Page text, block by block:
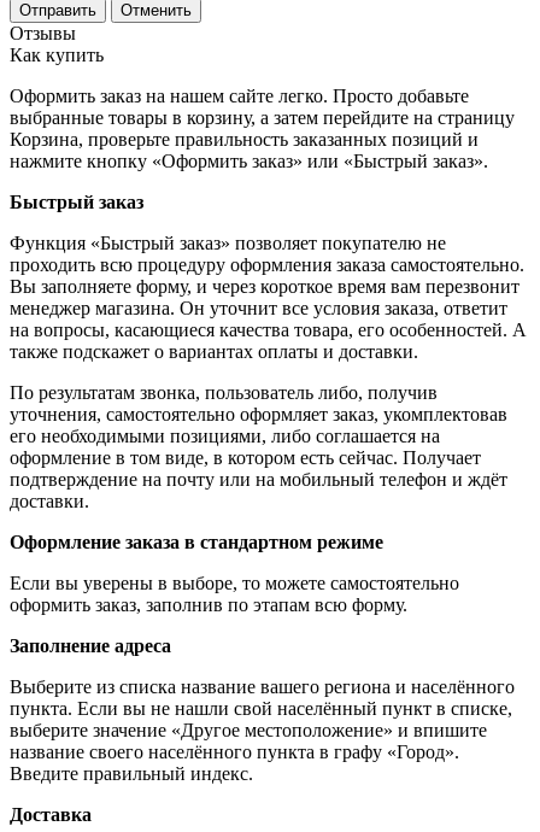
Отменить
Отзывы
Как купить
Оформить заказ на нашем сайте легко. Просто добавьте
выбранные товары в корзину, а затем перейдите на страницу
Корзина, проверьте правильность заказанных позиций и
нажмите кнопку «Оформить заказ» или «Быстрый заказ».
Быстрый заказ
Функция «Быстрый заказ» позволяет покупателю не
проходить всю процедуру оформления заказа самостоятельно.
Вы заполняете форму, и через короткое время вам перезвонит
менеджер магазина. Он уточнит все условия заказа, ответит
на вопросы, касающиеся качества товара, его особенностей. А
также подскажет о вариантах оплаты и доставки.
По результатам звонка, пользователь либо, получив
уточнения, самостоятельно оформляет заказ, укомплектовав
его необходимыми позициями, либо соглашается на
оформление в том виде, в котором есть сейчас. Получает
подтверждение на почту или на мобильный телефон и ждёт
доставки.
Оформление заказа в стандартном режиме
Если вы уверены в выборе, то можете самостоятельно
оформить заказ, заполнив по этапам всю форму.
Заполнение адреса
Выберите из списка название вашего региона и населённого
пункта. Если вы не нашли свой населённый пункт в списке,
выберите значение «Другое местоположение» и впишите
название своего населённого пункта в графу «Город».
Введите правильный индекс.
Доставка